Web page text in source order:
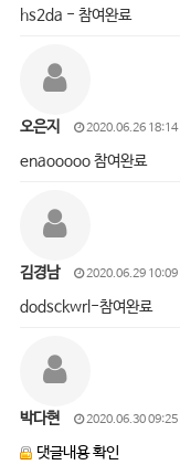
hs2da - 참여완료
오은지 2020.06.26 18:14
enaooooo 참여완료
김경남 2020.06.29 10:09
dodsckwrl-참여완료
박다현 2020.06.30 09:25
댓글내용 확인